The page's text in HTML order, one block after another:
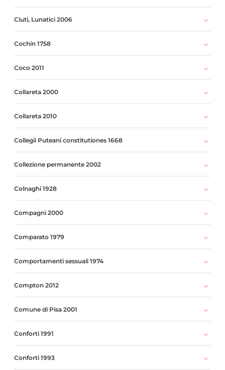
Ciuti, Lunatici 2006
Cochin 1758
Coco 2011
Collareta 2000
Collareta 2010
Collegii Puteani constitutiones 1668
Collezione permanente 2002
Colnaghi 1928
Compagni 2000
Comparato 1979
Comportamenti sessuali 1974
Compton 2012
Comune di Pisa 2001
Conforti 1991
Conforti 1993